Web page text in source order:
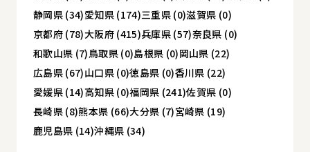
静岡県 (34)愛知県 (174)三重県 (0)滋賀県 (0)
京都府 (78)大阪府 (415)兵庫県 (57)奈良県 (0)
和歌山県 (7)鳥取県 (0)島根県 (0)岡山県 (22)
広島県 (67)山口県 (0)徳島県 (0)香川県 (22)
愛媛県 (14)高知県 (0)福岡県 (241)佐賀県 (0)
長崎県 (8)熊本県 (66)大分県 (7)宮崎県 (19)
鹿児島県 (14)沖縄県 (34)